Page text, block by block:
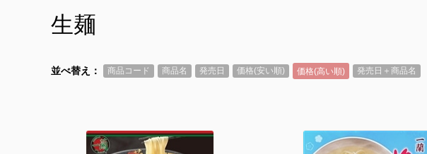
生麺
並べ替え： 商品コード 商品名 発売日 価格(安い順) 価格(高い順) 発売日＋商品名